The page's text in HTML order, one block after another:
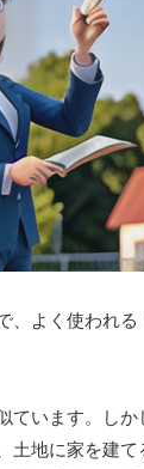
よく使われ
います。しか
地に家を建